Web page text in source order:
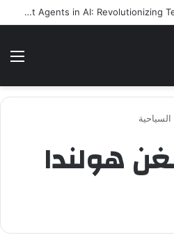
Intelligent Agents in AI: Revolutionizing Technology and Business
هولندا